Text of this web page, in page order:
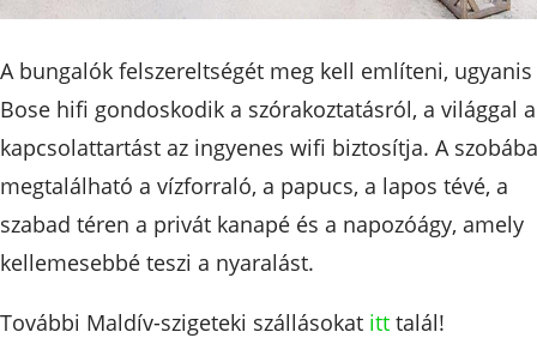
A bungalók felszereltségét meg kell említeni, ugyanis
Bose hifi gondoskodik a szórakoztatásról, a világgal a
kapcsolattartást az ingyenes wifi biztosítja. A
megtalálható a vízforraló, a papucs, a lapos tévé, a
szabad téren a privát kanapé és a napozóágy, amely
kellemesebbé teszi a nyaralást.
További Maldív-szigeteki szállásokat itt talál!